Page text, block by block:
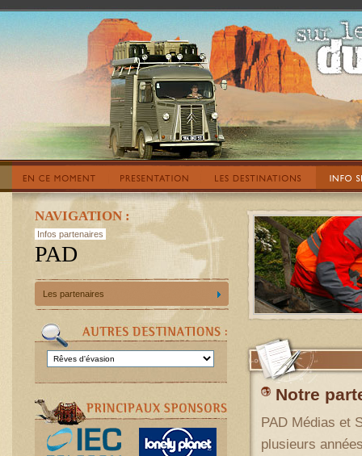
NAVIGATION :
Infos partenaires
PAD
Les partenaires
Notre
PAD Médias et
plusieurs